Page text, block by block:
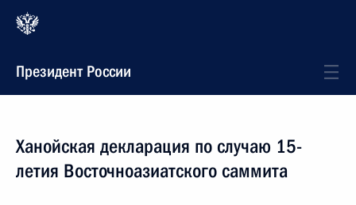
Президент России
Ханойская декларация по случаю 15-
летия Восточноазиатского саммита